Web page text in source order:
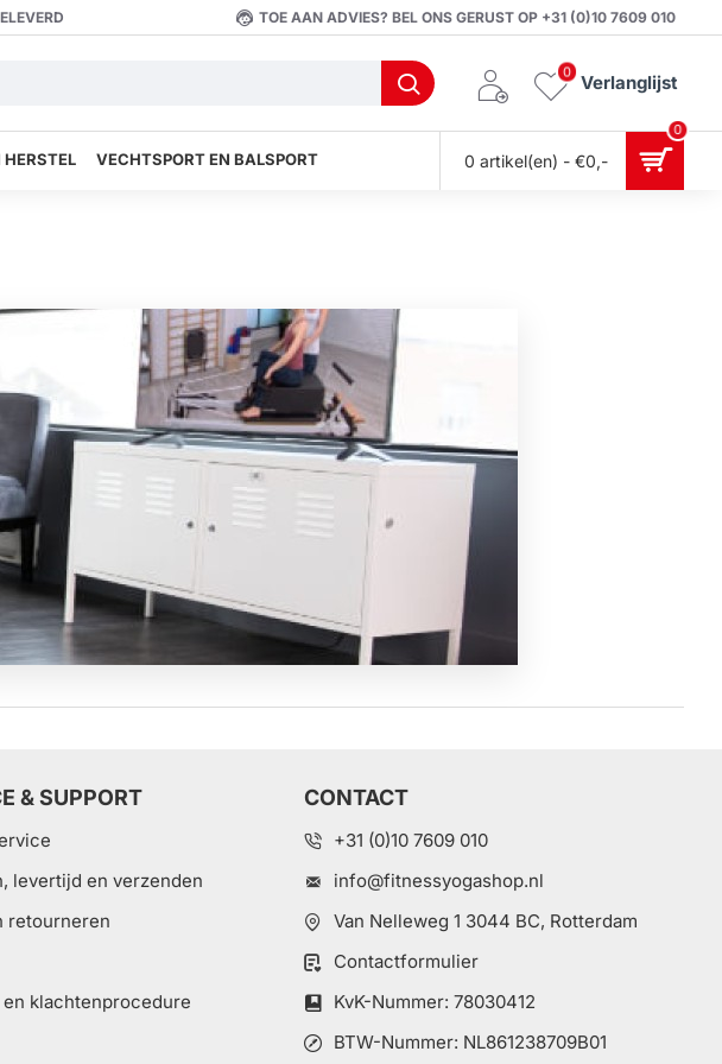
TOE AAN ADVIES? BEL ONS GERUST OP +31 (0)10 7609 010
Verlanglijst
0
HERSTEL VECHTSPORT EN BALSPORT 0 artikel(en) - €0,-
0
& SUPPORT
levertijd en verzenden
retourneren
klachtenprocedure
CONTACT
+31 (0)10 7609 010
info@fitnessyogashop.nl
Van Nelleweg 1 3044 BC, Rotterdam
Contactformulier
KvK-Nummer: 78030412
BTW-Nummer: NL861238709B01